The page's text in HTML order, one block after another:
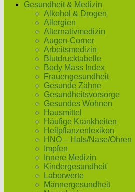
Gesundheit & Medizin
Alkohol & Drogen
Allergien
Alternativmedizin
Augen-Corner
Arbeitsmedizin
Blutdrucktabelle
Body Mass Index
Frauengesundheit
Gesunde Zähne
Gesundheitsvorsorge
Gesundes Wohnen
Hausmittel
Häufige Krankheiten
Heilpflanzenlexikon
HNO – Hals/Nase/Ohren
Impfen
Innere Medizin
Kindergesundheit
Laborwerte
Männergesundheit